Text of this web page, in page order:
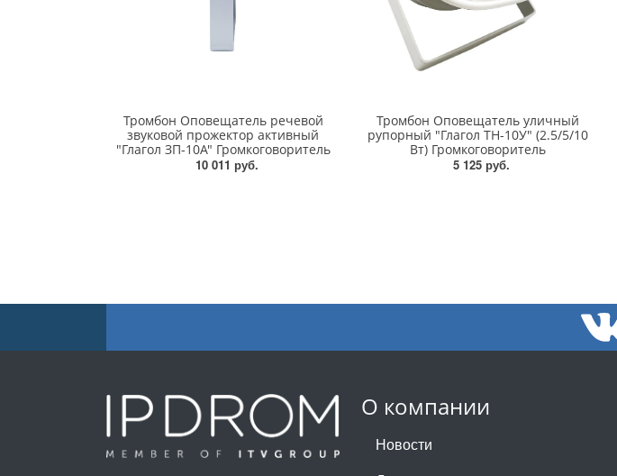
Тромбон Оповещатель речевой
звуковой прожектор активный
"Глагол ЗП-10А" Громкоговоритель
10 011 руб.
Тромбон Оповещатель уличный
рупорный "Глагол ТН-10У" (2.5/5/10
Вт) Громкоговоритель
5 125 руб.
О компании
Новости